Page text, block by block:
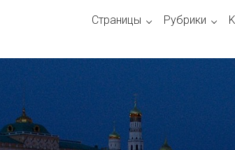
Страницы Рубрики